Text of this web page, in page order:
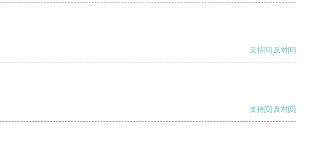
支持[0] 反对[0]
支持[0] 反对[0]